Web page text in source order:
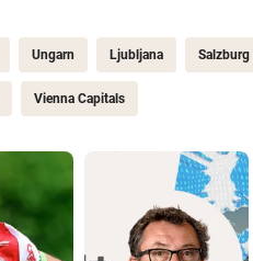
Ungarn Ljubljana Salzburg
Vienna Capitals